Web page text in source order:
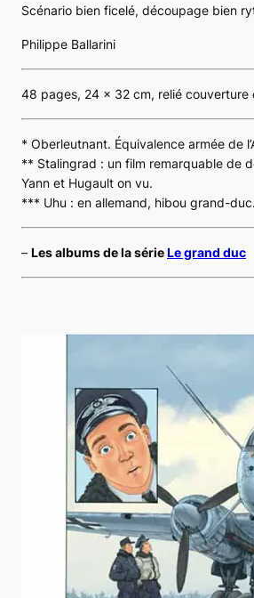
Scénario bien ficelé, découpage bien
Philippe Ballarini
48 pages, 24 x 32 cm, relié couverture
* Oberleutnant. Équivalence armée de
** Stalingrad : un film remarquable de
Yann et Hugault on vu.
*** Uhu : en allemand, hibou grand-duc.
– Les albums de la sérieLe grand duc